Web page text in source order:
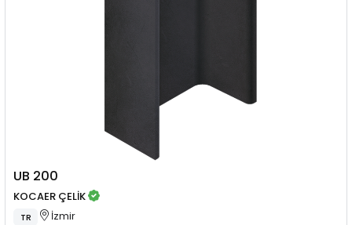
UB 200
KOCAER ÇELİK
TR İzmir